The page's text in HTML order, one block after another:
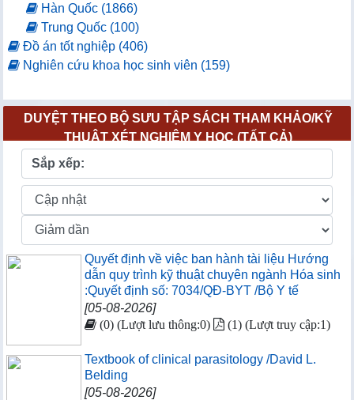
Hàn Quốc (1866)
Trung Quốc (100)
Đồ án tốt nghiệp (406)
Nghiên cứu khoa học sinh viên (159)
DUYỆT THEO BỘ SƯU TẬP SÁCH THAM KHẢO/KỸ
THUẬT XÉT NGHIỆM Y HỌC (TẤT CẢ)
Sắp xếp:
Quyết định về việc ban hành tài liệu Hướng
dẫn quy trình kỹ thuật chuyên ngành Hóa sinh
:Quyết định số: 7034/QĐ-BYT /Bộ Y tế
[05-08-2026]
(0) (Lượt lưu thông:0) (1) (Lượt truy cập:1)
Textbook of clinical parasitology /David L.
Belding
[05-08-2026]